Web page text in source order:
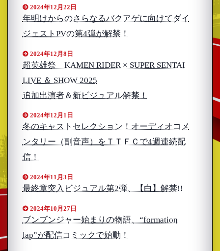
2024年12月22日
年明けからのさらなるバクアゲに向けてダイ
ジェストPVの第4弾が解禁！
2024年12月8日
超英雄祭 KAMEN RIDER × SUPER SENTAI
LIVE ＆ SHOW 2025
追加出演者＆新ビジュアル解禁！
2024年12月1日
冬のキャストセレクション！オーディオコメ
ンタリー（副音声）をＴＴＦＣで4週連続配
信！
2024年11月3日
最終章突入ビジュアル第2弾、【白】解禁!!
2024年10月27日
ブンブンジャー始まりの物語、“formation
lap”が配信コミックで始動！